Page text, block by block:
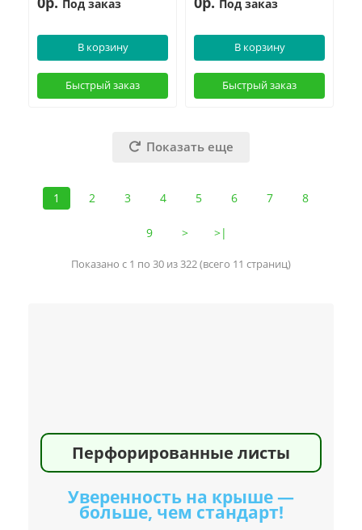
Под заказ
В корзину
Быстрый заказ
Под заказ
В корзину
Быстрый заказ
Показать еще
1 2 3 4 5 6 7 8
9 > >|
Показано с 1 по 30 из 322 (всего 11 страниц)
Перфорированные листы
Уверенность на крыше —
больше, чем стандарт!